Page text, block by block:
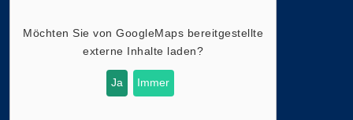
Möchten Sie vonGoogleMaps bereitgestellte
externe Inhalte laden?
Ja Immer